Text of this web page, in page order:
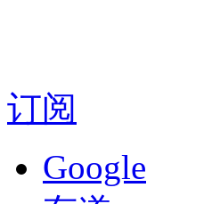
订阅
Google